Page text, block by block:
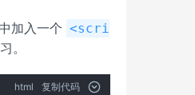
加入一个 <scri
。
html 复制代码